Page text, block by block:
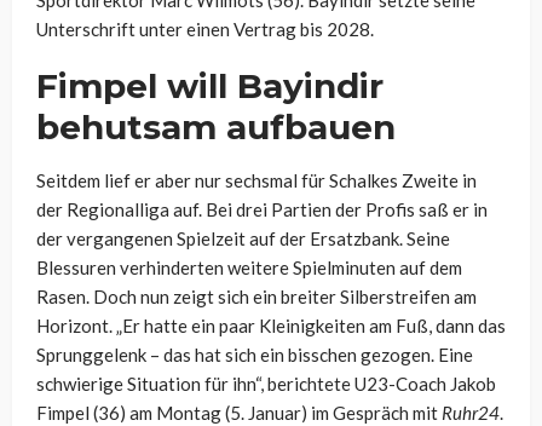
Unterschrift unter einen Vertrag bis 2028.
Fimpel will Bayindir
behutsam aufbauen
Seitdem lief er aber nur sechsmal für Schalkes Zweite in
der Regionalliga auf. Bei drei Partien der Profis saß er in
der vergangenen Spielzeit auf der Ersatzbank. Seine
Blessuren verhinderten weitere Spielminuten auf dem
Rasen. Doch nun zeigt sich ein breiter Silberstreifen am
Horizont. „Er hatte ein paar Kleinigkeiten am Fuß, dann das
Sprunggelenk – das hat sich ein bisschen gezogen. Eine
schwierige Situation für ihn“, berichtete U23-Coach Jakob
Fimpel (36) am Montag (5. Januar) im Gespräch mit Ruhr24.